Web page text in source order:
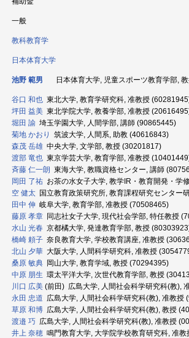
一般
教科教育学
日本体育大学
池野 範男 日本体育大学, 児童スポーツ教育学部,
谷口 和也 東北大学, 教育学研究科, 准教授
坪田 益美 東北学院大学, 教養学部, 准教授
堀田 諭 埼玉学園大学, 人間学部, 講師 (90865445)
菊地 かおり
筑波大学, 人間系, 助教 (40616843)
森茂 岳雄 中央大学, 文学部, 教授 (30201817)
渡部 竜也 東京学芸大学, 教育学部, 准教授
斉藤 仁一朗 東海大学, 教職資格センター, 講師
岡田 了祐 お茶の水女子大学, 教学IR・教育開発・学
空 健太 国立教育政策研究所, 教育課程研究センター
田中 伸 岐阜大学, 教育学部, 准教授 (70508465)
藤原 孝章 同志社女子大学, 現代社会学部, 特任教授
水山 光春 京都橘大学, 発達教育学部, 教授
橋崎 頼子 奈良教育大学, 学校教育講座, 准教授
北山 夕華 大阪大学, 人間科学研究科, 准教授
桑原 敏典 岡山大学, 教育学域, 教授 (70294395)
中原 朋生 環太平洋大学, 次世代教育学部, 教授
川口 広美 (前田) 広島大学, 人間社会科学研究科(教),
永田 忠道 広島大学, 人間社会科学研究科(教), 准教授
草原 和博 広島大学, 人間社会科学研究科(教), 教授
渡邉 巧 広島大学, 人間社会科学研究科(教), 准教授
井上 奈穂 鳴門教育大学, 大学院学校教育研究科, 准